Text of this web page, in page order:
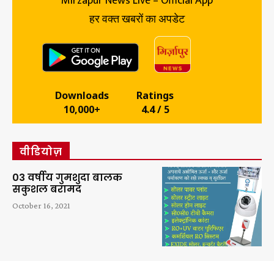
हर वक्त खबरों का अपडेट
Downloads
10,000+
Ratings
4.4 / 5
वीडियोज़
03 वर्षीय गुमशुदा बालक
सकुशल बरामद
October 16, 2021